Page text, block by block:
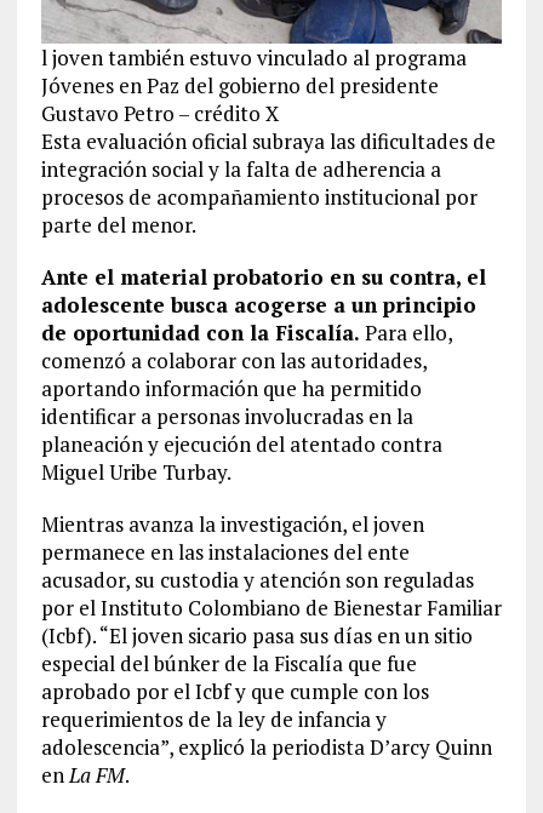
l joven también estuvo vinculado al programa
Jóvenes en Paz del gobierno del presidente
Gustavo Petro – crédito X
Esta evaluación oficial subraya las dificultades de
integración social y la falta de adherencia a
procesos de acompañamiento institucional por
parte del menor.
Ante el material probatorio en su contra, el
adolescente busca acogerse a un principio
de oportunidad con la Fiscalía. Para ello,
comenzó a colaborar con las autoridades,
aportando información que ha permitido
identificar a personas involucradas en la
planeación y ejecución del atentado contra
Miguel Uribe Turbay.
Mientras avanza la investigación, el joven
permanece en las instalaciones del ente
acusador, su custodia y atención son reguladas
por el Instituto Colombiano de Bienestar Familiar
(Icbf). “El joven sicario pasa sus días en un sitio
especial del búnker de la Fiscalía que fue
aprobado por el Icbf y que cumple con los
requerimientos de la ley de infancia y
adolescencia”, explicó la periodista D’arcy Quinn
enLa FM.